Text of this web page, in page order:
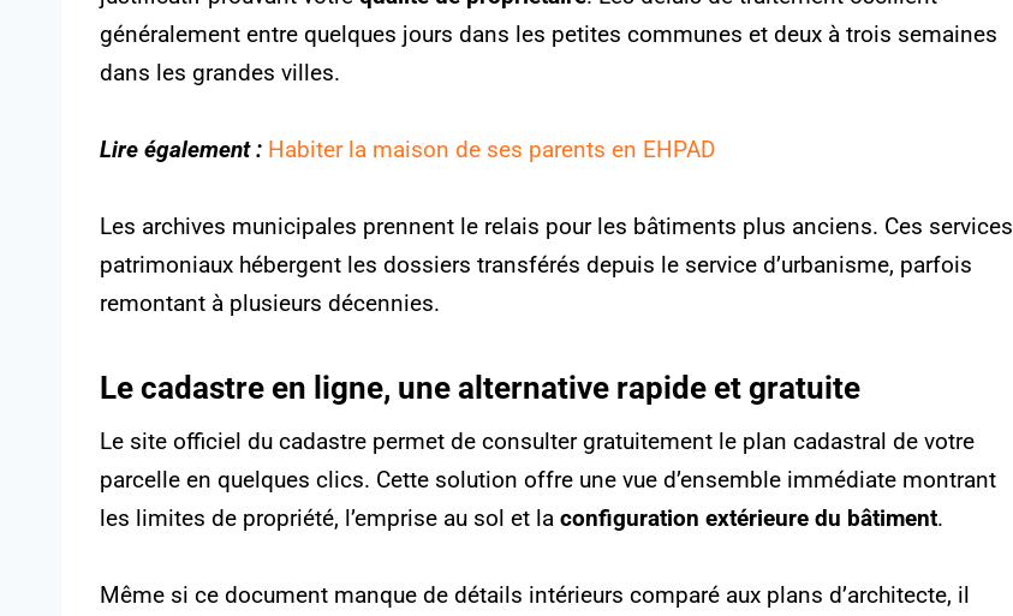
généralement entre quelques jours dans les petites communes et deux à trois semaines
dans les grandes villes.
Lire également : Habiter la maison de ses parents en EHPAD
Les archives municipales prennent le relais pour les bâtiments plus anciens. Ces services
patrimoniaux hébergent les dossiers transférés depuis le service d’urbanisme, parfois
remontant à plusieurs décennies.
Le cadastre en ligne, une alternative rapide et gratuite
Le site officiel du cadastre permet de consulter gratuitement le plan cadastral de votre
parcelle en quelques clics. Cette solution offre une vue d’ensemble immédiate montrant
les limites de propriété, l’emprise au sol et la configuration extérieure du bâtiment.
Même si ce document manque de détails intérieurs comparé aux plans d’architecte, il